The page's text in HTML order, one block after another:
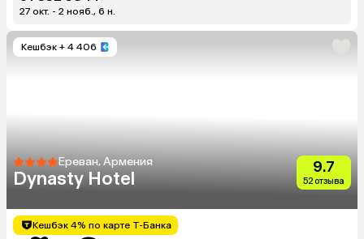
27 окт. - 2 нояб., 6 н.
Кешбэк + 4 406
Ереван, Армения
Dynasty Hotel
9.7
52 отзыва
Кешбэк 4% по карте Т-Банка